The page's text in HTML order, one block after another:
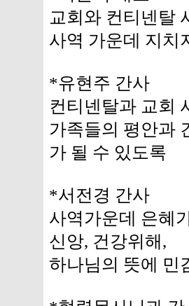
교회와 컨티넨탈
사역 가운데 지치
*유현주 간사
컨티넨탈과 교회
가족들의 평안과
가 될 수 있도록
*서전경 간사
사역가운데 은혜
신앙, 건강위해,
하나님의 뜻에 민